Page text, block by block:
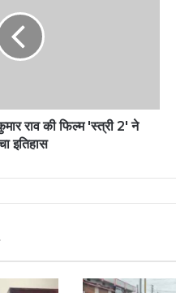
राव की फिल्म 'स्त्री 2' ने
इतिहास